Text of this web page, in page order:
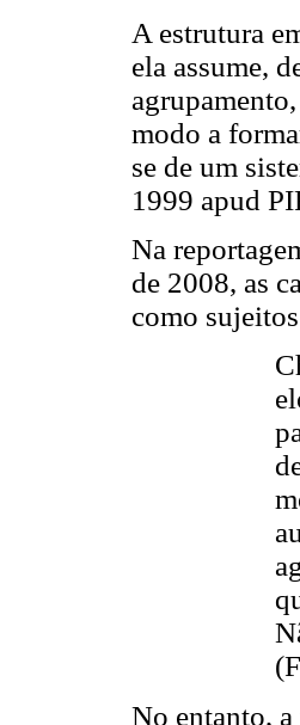
A estrutura
ela assume,
modo a
se de um
1999 apud
Na
de 2008, as
como
No entanto,